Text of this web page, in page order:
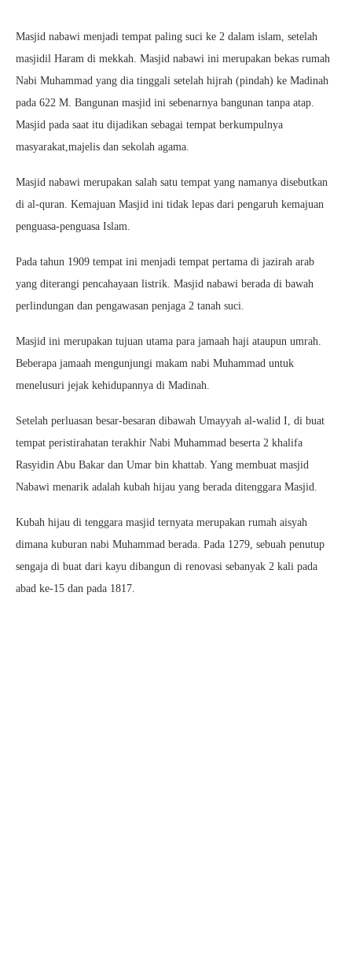
Masjid nabawi menjadi tempat paling suci ke 2 dalam islam, setelah
masjidil Haram di mekkah. Masjid nabawi ini merupakan bekas rumah
Nabi Muhammad yang dia tinggali setelah hijrah (pindah) ke Madinah
pada 622 M. Bangunan masjid ini sebenarnya bangunan tanpa atap.
Masjid pada saat itu dijadikan sebagai tempat berkumpulnya
masyarakat,majelis dan sekolah agama.
Masjid nabawi merupakan salah satu tempat yang namanya disebutkan
di al-quran. Kemajuan Masjid ini tidak lepas dari pengaruh kemajuan
penguasa-penguasa Islam.
Pada tahun 1909 tempat ini menjadi tempat pertama di jazirah arab
yang diterangi pencahayaan listrik. Masjid nabawi berada di bawah
perlindungan dan pengawasan penjaga 2 tanah suci.
Masjid ini merupakan tujuan utama para jamaah haji ataupun umrah.
Beberapa jamaah mengunjungi makam nabi Muhammad untuk
menelusuri jejak kehidupannya di Madinah.
Setelah perluasan besar-besaran dibawah Umayyah al-walid I, di buat
tempat peristirahatan terakhir Nabi Muhammad beserta 2 khalifa
Rasyidin Abu Bakar dan Umar bin khattab. Yang membuat masjid
Nabawi menarik adalah kubah hijau yang berada ditenggara Masjid.
Kubah hijau di tenggara masjid ternyata merupakan rumah aisyah
dimana kuburan nabi Muhammad berada. Pada 1279, sebuah penutup
sengaja di buat dari kayu dibangun di renovasi sebanyak 2 kali pada
abad ke-15 dan pada 1817.